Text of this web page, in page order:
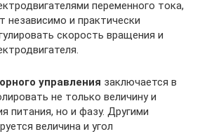
переменного тока,
независимо и практически
скорость вращения и
управления заключается в
не только величину и
питания, но и фазу. Другими
величина и угол